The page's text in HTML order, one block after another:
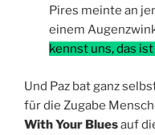
Pires meinte an
einem
kennst uns, das
Und Paz bat ganz
für die Zugabe
With Your Bluesauf